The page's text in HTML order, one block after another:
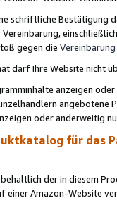
schriftliche
gegen die Vereinbarung
darf Ihre Website nicht
anzeigen
oder anderweitig
für das
der in diesem
einer Amazon-Website